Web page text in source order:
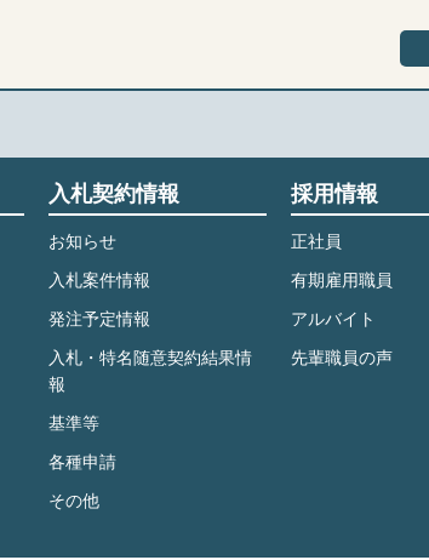
入札契約情報
お知らせ
入札案件情報
発注予定情報
入札・特名随意契約結果情
報
基準等
各種申請
その他
採用情報
正社員
有期雇用職員
アルバイト
先輩職員の声